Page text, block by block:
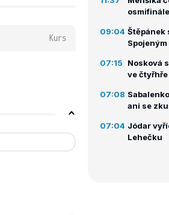
Kurs
09:04 Štěpánek
07:15
Nosková
ve čtyřhře
07:08
ani se
07:04 Jódar
Lehečku